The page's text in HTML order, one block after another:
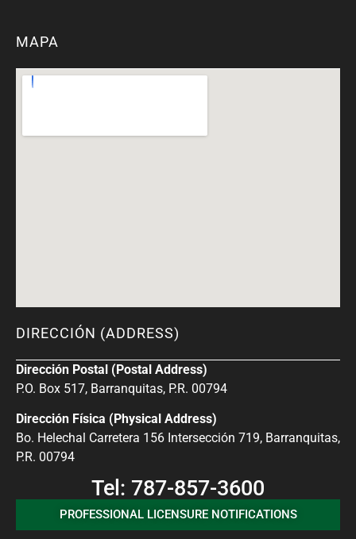
MAPA
DIRECCIÓN (ADDRESS)
Dirección Postal (Postal Address)
P.O. Box 517, Barranquitas, P.R. 00794
Dirección Física (Physical Address)
Bo. Helechal Carretera 156 Intersección 719, Barranquitas,
P.R. 00794
Tel: 787-857-3600
PROFESSIONAL LICENSURE NOTIFICATIONS